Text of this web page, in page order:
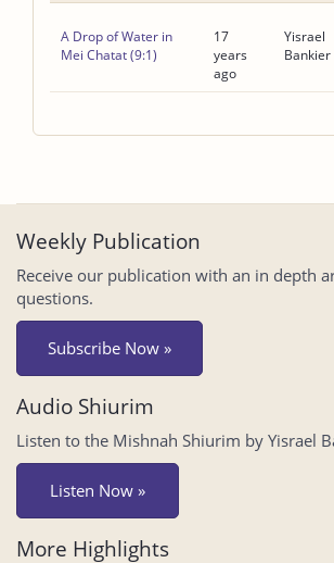
A Drop of Water in
Mei Chatat (9:1)
17
years
ago
Yisrael
Bankier
Weekly Publication
Receive our publication with an in depth
questions.
Subscribe Now »
Audio Shiurim
Listen to the Mishnah Shiurim by Yisrael
Listen Now »
More Highlights